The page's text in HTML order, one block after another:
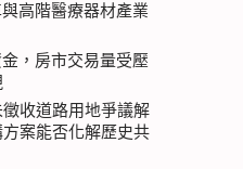
高階醫療器材產業
，房市交易量受壓
收道路用地爭議解
案能否化解歷史共